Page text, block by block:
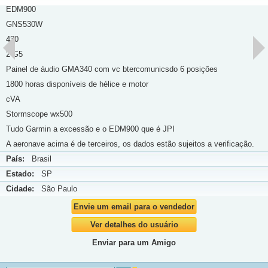
EDM900
GNS530W
430
2 G5
Painel de áudio GMA340 com vc btercomunicsdo 6 posições
1800 horas disponíveis de hélice e motor
cVA
Stormscope wx500
Tudo Garmin a excessão e o EDM900 que é JPI
A aeronave acima é de terceiros, os dados estão sujeitos a verificação.
País: Brasil
Estado: SP
Cidade: São Paulo
Envie um email para o vendedor
Ver detalhes do usuário
Enviar para um Amigo